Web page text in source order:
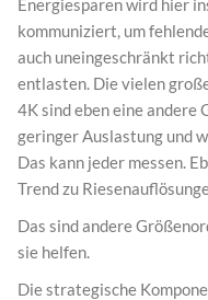
Energiesparen wird hier
kommuniziert, um
auch uneingeschränkt
entlasten. Die vielen
4K sind eben eine andere
geringer Auslastung und
Das kann jeder messen.
Trend zu
Das sind andere
sie helfen.
Die strategische